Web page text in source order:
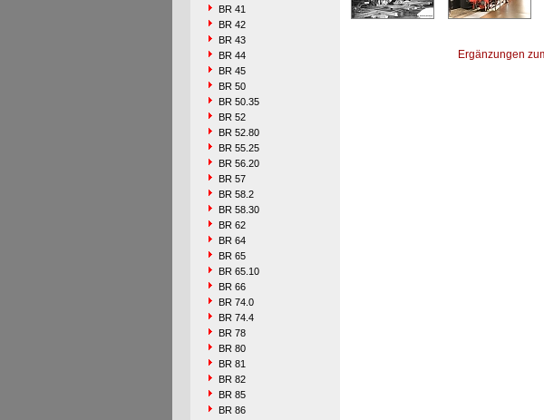
BR 41
BR 42
BR 43
BR 44
BR 45
BR 50
BR 50.35
BR 52
BR 52.80
BR 55.25
BR 56.20
BR 57
BR 58.2
BR 58.30
BR 62
BR 64
BR 65
BR 65.10
BR 66
BR 74.0
BR 74.4
BR 78
BR 80
BR 81
BR 82
BR 85
BR 86
Ergänzungen